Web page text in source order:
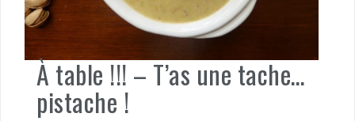
À table !!! – T’as une tache…
pistache !